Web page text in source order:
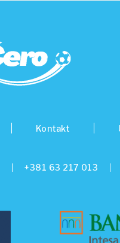
Kontakt
+381 63 217 013